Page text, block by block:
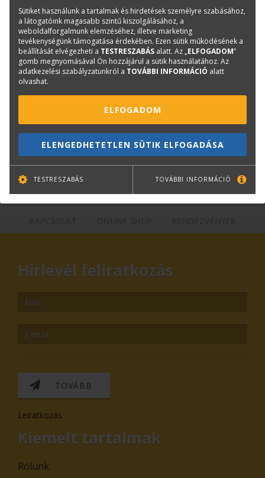
ISBN:
9789631235029
Méret:
165×267 mm
Kiadó:
SZIE-YMÉK
Kérdése van?
Bernáth Klára
Könyvesboltvezető
+36 70 670 5194
Hírlevél feliratkozás
TOVÁBB
Leiratkozás
Kiemelt tartalmak
Rólunk
Sütiket használunk a tartalmak és hirdetések személyre szabásához,
a látogatóink magasabb szintű kiszolgálásához, a
weboldalforgalmunk elemzéséhez, illetve marketing
tevékenységünk támogatása érdekében. Ezen sütik működésének a
beállítását elvégezheti a TESTRESZABÁS alatt. Az „ELFOGADOM”
gomb megnyomásával Ön hozzájárul a sütik használatához. Az
adatkezelési szabályzatunkról a TOVÁBBI INFORMÁCIÓ alatt
olvashat.
ELFOGADOM
ELENGEDHETETLEN SÜTIK ELFOGADÁSA
TESTRESZABÁS TOVÁBBI INFORMÁCIÓ